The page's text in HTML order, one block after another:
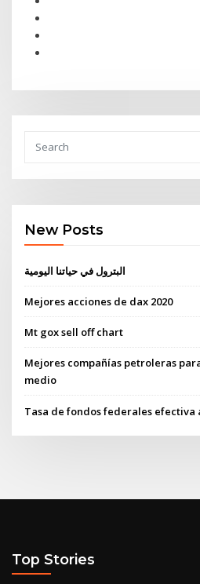
New Posts
البترول في حياتنا اليومية
Mejores acciones de dax 2020
Mt gox sell off chart
Mejores compañías petroleras
medio
Tasa de fondos federales efectiva
Top Stories